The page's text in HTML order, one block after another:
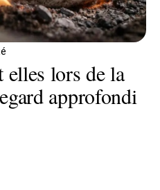
elles lors de la
approfondi